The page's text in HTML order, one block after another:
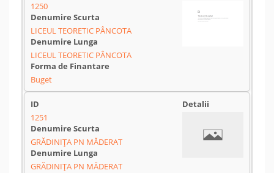
1250
LICEUL TEORETIC PÂNCOTA
LICEUL TEORETIC PÂNCOTA
Buget
1251
GRĂDINIŢA PN MĂDERAT
GRĂDINIŢA PN MĂDERAT